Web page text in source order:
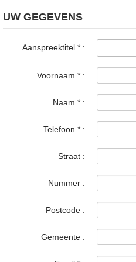
UW GEGEVENS
Aanspreektitel * :
Voornaam * :
Naam * :
Telefoon * :
Straat :
Nummer :
Postcode :
Gemeente :